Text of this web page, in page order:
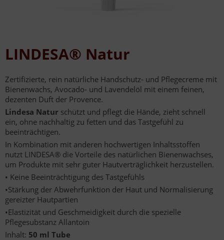
LINDESA® Natur
Zertifizierte, rein natürliche Handschutz- und Pflegecreme mit
Bienenwachs, Avocado- und Lavendelöl mit einem feinen,
dezenten Duft der Provence.
Lindesa Natur schützt und pflegt die Hände, zieht schnell
ein, ohne nachhaltig zu fetten und das Tastgefühl zu
beeinträchtigen.
In Kombination mit anderen hochwertigen Inhaltsstoffen
nutzt LINDESA® die Vorteile des natürlichen Bienenwachses,
um Produkte mit sehr guter Hautverträglichkeit herzustellen.
• Keine Beeinträchtigung des Tastgefühls
•Stärkung der Abwehrfunktion der Haut und Normalisierung
gereizter Hautpartien
•Elastizität und Geschmeidigkeit durch die spezielle
Pflegesubstanz Allantoin
Inhalt: 50 ml Tube